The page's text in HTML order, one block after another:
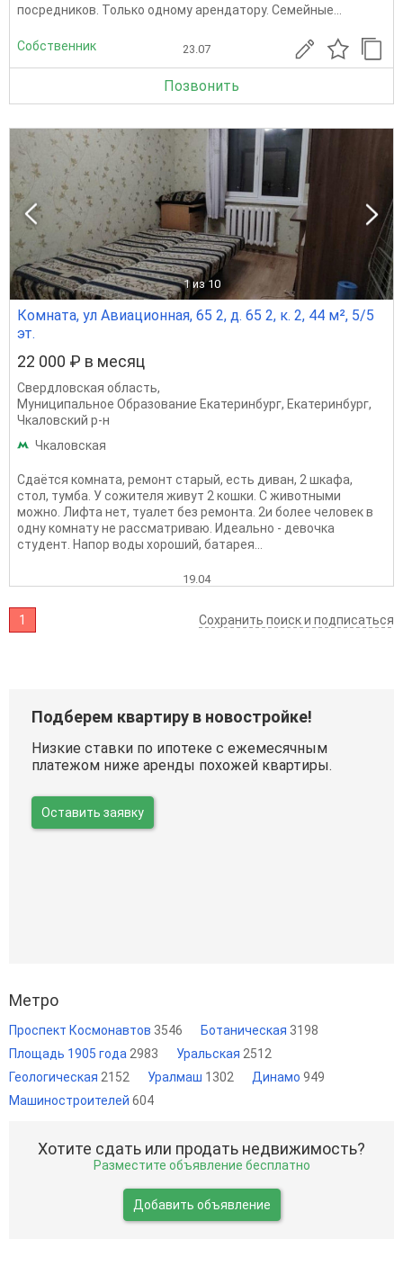
посредников. Только одному арендатору. Семейные...
Собственник 23.07
Позвонить
1 из 10
Комната, ул Авиационная, 65 2, д. 65 2, к. 2, 44 м², 5/5
эт.
22 000 ₽ в месяц
Свердловская область,
Муниципальное Образование Екатеринбург, Екатеринбург,
Чкаловский р-н
Чкаловская
Сдаётся комната, ремонт старый, есть диван, 2 шкафа,
стол, тумба. У сожителя живут 2 кошки. С животными
можно. Лифта нет, туалет без ремонта. 2и более человек в
одну комнату не рассматриваю. Идеально - девочка
студент. Напор воды хороший, батарея...
19.04
1 Сохранить поиск и подписаться
Подберем квартиру в новостройке!
Низкие ставки по ипотеке с ежемесячным
платежом ниже аренды похожей квартиры.
Оставить заявку
Метро
Проспект Космонавтов 3546 Ботаническая 3198
Площадь 1905 года 2983 Уральская 2512
Геологическая 2152 Уралмаш 1302 Динамо 949
Машиностроителей 604
Хотите сдать или продать недвижимость?
Разместите объявление бесплатно
Добавить объявление